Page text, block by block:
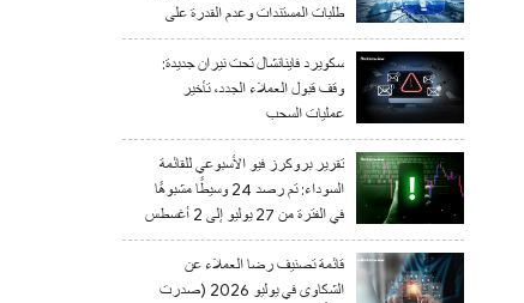
طلبات المستندات وعدم القدرة على
السحب
سكويرد فاينانشال تحت نيران جديدة:
وقف قبول العملاء الجدد، تأخير
عمليات السحب
تقرير بروكرز فيو الأسبوعي للقائمة
السوداء: تم رصد 24 وسيطًا مشبوهًا
في الفترة من 27 يوليو إلى 2 أغسطس
2026
قائمة تصنيف رضا العملاء عن
الشكاوى في يوليو 2026 (صدرت